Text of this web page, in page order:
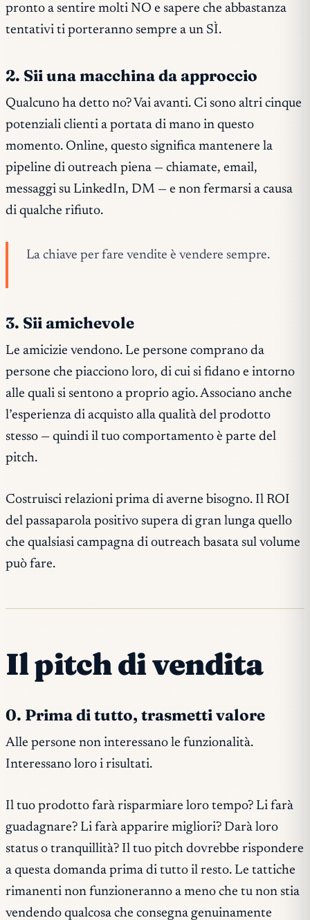
pronto a sentire molti NO e sapere che abbastanza
tentativi ti porteranno sempre a un SÌ.
2. Sii una macchina da approccio
Qualcuno ha detto no? Vai avanti. Ci sono altri cinque
potenziali clienti a portata di mano in questo
momento. Online, questo significa mantenere la
pipeline di outreach piena — chiamate, email,
messaggi su LinkedIn, DM — e non fermarsi a causa
di qualche rifiuto.
La chiave per fare vendite è vendere sempre.
3. Sii amichevole
Le amicizie vendono. Le persone comprano da
persone che piacciono loro, di cui si fidano e intorno
alle quali si sentono a proprio agio. Associano anche
l’esperienza di acquisto alla qualità del prodotto
stesso — quindi il tuo comportamento è parte del
pitch.
Costruisci relazioni prima di averne bisogno. Il ROI
del passaparola positivo supera di gran lunga quello
che qualsiasi campagna di outreach basata sul volume
può fare.
Il pitch di vendita
0. Prima di tutto, trasmetti valore
Alle persone non interessano le funzionalità.
Interessano loro i risultati.
Il tuo prodotto farà risparmiare loro tempo? Li farà
guadagnare? Li farà apparire migliori? Darà loro
status o tranquillità? Il tuo pitch dovrebbe rispondere
a questa domanda prima di tutto il resto. Le tattiche
rimanenti non funzioneranno a meno che tu non stia
vendendo qualcosa che consegna genuinamente